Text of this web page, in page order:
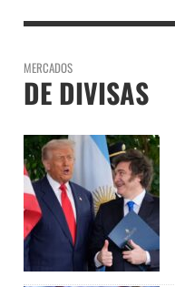
MERCADOS
DE DIVISAS